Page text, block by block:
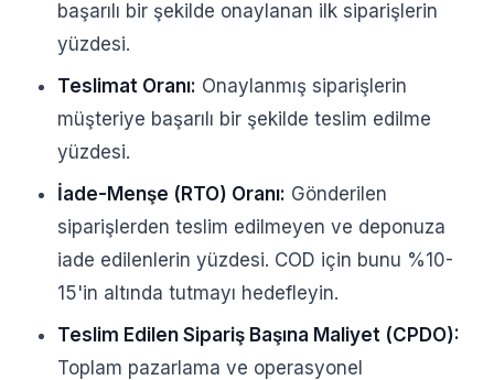
başarılı bir şekilde onaylanan ilk siparişlerin
yüzdesi.
Teslimat Oranı: Onaylanmış siparişlerin
müşteriye başarılı bir şekilde teslim edilme
yüzdesi.
İade-Menşe (RTO) Oranı: Gönderilen
siparişlerden teslim edilmeyen ve deponuza
iade edilenlerin yüzdesi. COD için bunu %10-
15'in altında tutmayı hedefleyin.
Teslim Edilen Sipariş Başına Maliyet (CPDO):
Toplam pazarlama ve operasyonel